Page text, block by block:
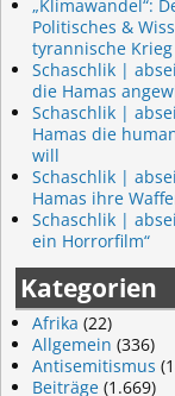
„Klimawandel“:
Politisches &
tyrannische
Schaschlik |
die Hamas
Schaschlik |
Hamas die
will
Schaschlik |
Hamas ihre
Schaschlik |
ein Horrorfilm“
Kategorien
Afrika (22)
Allgemein (336)
Antisemitismus
Beiträge (1.669)